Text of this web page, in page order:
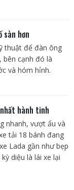
hơn
thuật để đàn ông
bên cạnh đó là
và hóm hỉnh.
hành tinh
nhanh, vượt ẩu và
tải 18 bánh đang
Lada gần như bẹp
diệu là lái xe lại